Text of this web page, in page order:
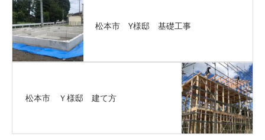
松本市 Y様邸 基礎工事
松本市 Ｙ様邸 建て方